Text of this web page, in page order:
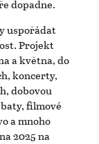
dopadne.
uspořádat
Projekt
a května, do
koncerty,
dobovou
filmové
a mnoho
2025 na